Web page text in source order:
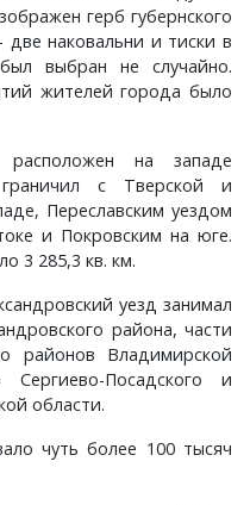
герб губернского
наковальни и тиски в
выбран не случайно.
жителей города было
расположен на западе
с Тверской и
Переславским уездом
и Покровским на юге.
3 285,3 кв. км.
уезд занимал
района, части
районов Владимирской
Посадского и
области.
чуть более 100 тысяч